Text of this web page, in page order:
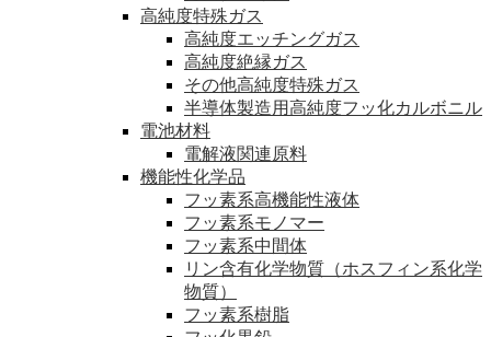
高純度特殊ガス
高純度エッチングガス
高純度絶縁ガス
その他高純度特殊ガス
半導体製造用高純度フッ化カルボニル
電池材料
電解液関連原料
機能性化学品
フッ素系高機能性液体
フッ素系モノマー
フッ素系中間体
リン含有化学物質（ホスフィン系化学
物質）
フッ素系樹脂